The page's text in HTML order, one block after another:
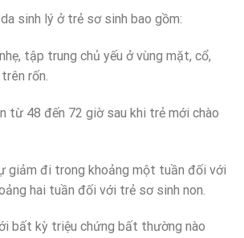
sinh lý ở trẻ sơ sinh bao gồm:
tập trung chủ yếu ở vùng mặt, cổ,
rốn.
từ 48 đến 72 giờ sau khi trẻ mới chào
giảm đi trong khoảng một tuần đối với
hai tuần đối với trẻ sơ sinh non.
bất kỳ triệu chứng bất thường nào